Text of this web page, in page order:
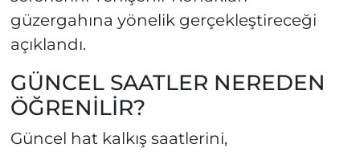
güzergahına yönelik gerçekleştireceği
açıklandı.
GÜNCEL SAATLER NEREDEN
ÖĞRENİLİR?
Güncel hat kalkış saatlerini,